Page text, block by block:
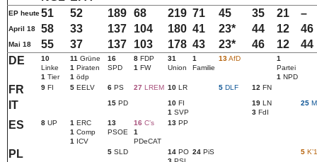
EP heute51 52 189 68 219 71 45 35 21 –
April 18 58 33 137 104 180 41 23* 44 12 46
Mai 18 55 37 137 103 178 43 23* 46 12
44
DE
10
Linke
1 Tier
11 Grüne
1 Piraten
1 ödp
16
SPD
8 FDP
1 FW
31
Union
1
Familie
13AfD
1
Partei
1 NPD
FR 9 FI 5 EELV 6 PS 27 LREM 10 LR 5 DLF 12 FN
IT 15 PD 10 FI
1 SVP
19 LN
3 FdI
25
ES 8 UP 1 ERC
1 Comp
1 ICV
13
PSOE
16 Cʼs
1
PDeCAT
13 PP
PL 5 SLD 14 PO 24 PiS 5